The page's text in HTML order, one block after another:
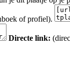
of profiel).
Directe link: